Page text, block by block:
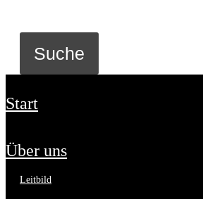
start
über uns
leitbild